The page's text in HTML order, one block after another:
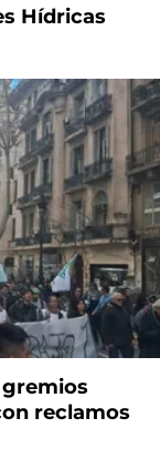
Hídricas
reclamos